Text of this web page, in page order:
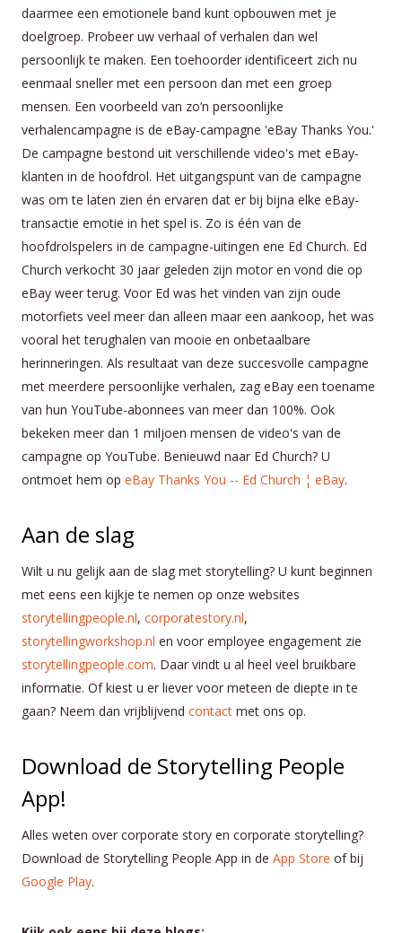
daarmee een emotionele band kunt opbouwen met je
doelgroep. Probeer uw verhaal of verhalen dan wel
persoonlijk te maken. Een toehoorder identificeert zich nu
eenmaal sneller met een persoon dan met een groep
mensen. Een voorbeeld van zo’n persoonlijke
verhalencampagne is de eBay-campagne 'eBay Thanks You.'
De campagne bestond uit verschillende video's met eBay-
klanten in de hoofdrol. Het uitgangspunt van de campagne
was om te laten zien én ervaren dat er bij bijna elke eBay-
transactie emotie in het spel is. Zo is één van de
hoofdrolspelers in de campagne-uitingen ene Ed Church. Ed
Church verkocht 30 jaar geleden zijn motor en vond die op
eBay weer terug. Voor Ed was het vinden van zijn oude
motorfiets veel meer dan alleen maar een aankoop, het was
vooral het terughalen van mooie en onbetaalbare
herinneringen. Als resultaat van deze succesvolle campagne
met meerdere persoonlijke verhalen, zag eBay een toename
van hun YouTube-abonnees van meer dan 100%. Ook
bekeken meer dan 1 miljoen mensen de video's van de
campagne op YouTube. Benieuwd naar Ed Church? U
ontmoet hem op eBay Thanks You -- Ed Church ¦ eBay.
Aan de slag
Wilt u nu gelijk aan de slag met storytelling? U kunt beginnen
met eens een kijkje te nemen op onze websites
storytellingpeople.nl, corporatestory.nl,
storytellingworkshop.nl en voor employee engagement zie
storytellingpeople.com. Daar vindt u al heel veel bruikbare
informatie. Of kiest u er liever voor meteen de diepte in te
gaan? Neem dan vrijblijvend contactmet ons op.
Download de Storytelling People
App!
Alles weten over corporate story en corporate storytelling?
Download de Storytelling People App in de App Store of bij
Google Play.